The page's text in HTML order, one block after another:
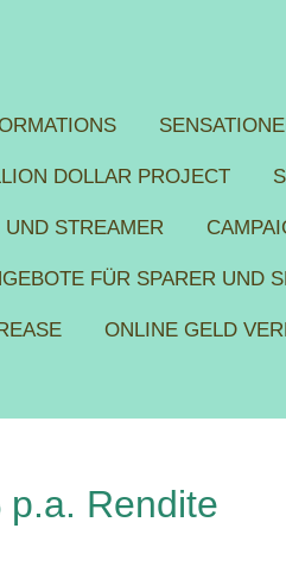
DOLLAR PROJECT
STREAMER
FÜR SPARER UND
ONLINE GELD
Rendite